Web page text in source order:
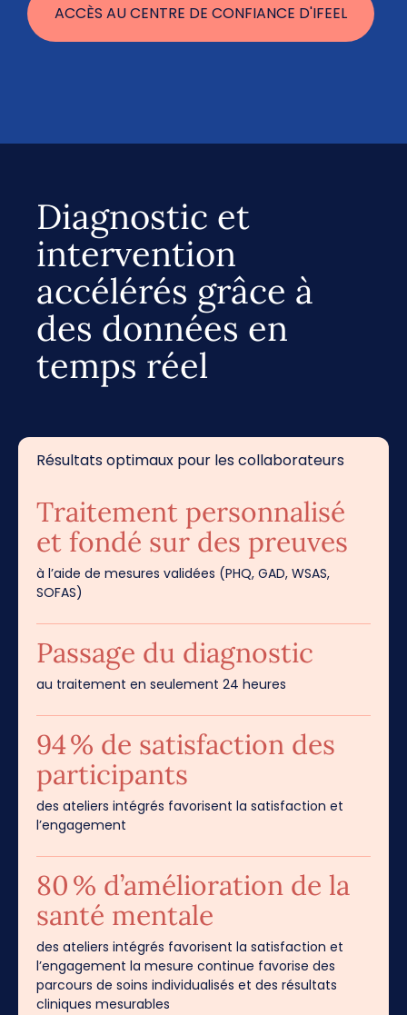
ACCÈS AU CENTRE DE CONFIANCE D'IFEEL
Diagnostic et
intervention
accélérés grâce à
des données en
temps réel
Résultats optimaux pour les collaborateurs
Traitement personnalisé
et fondé sur des preuves
à l’aide de mesures validées (PHQ, GAD, WSAS,
SOFAS)
Passage du diagnostic
au traitement en seulement 24 heures
94 % de satisfaction des
participants
des ateliers intégrés favorisent la satisfaction et
l’engagement
80 % d’amélioration de la
santé mentale
des ateliers intégrés favorisent la satisfaction et
l’engagement la mesure continue favorise des
parcours de soins individualisés et des résultats
cliniques mesurables